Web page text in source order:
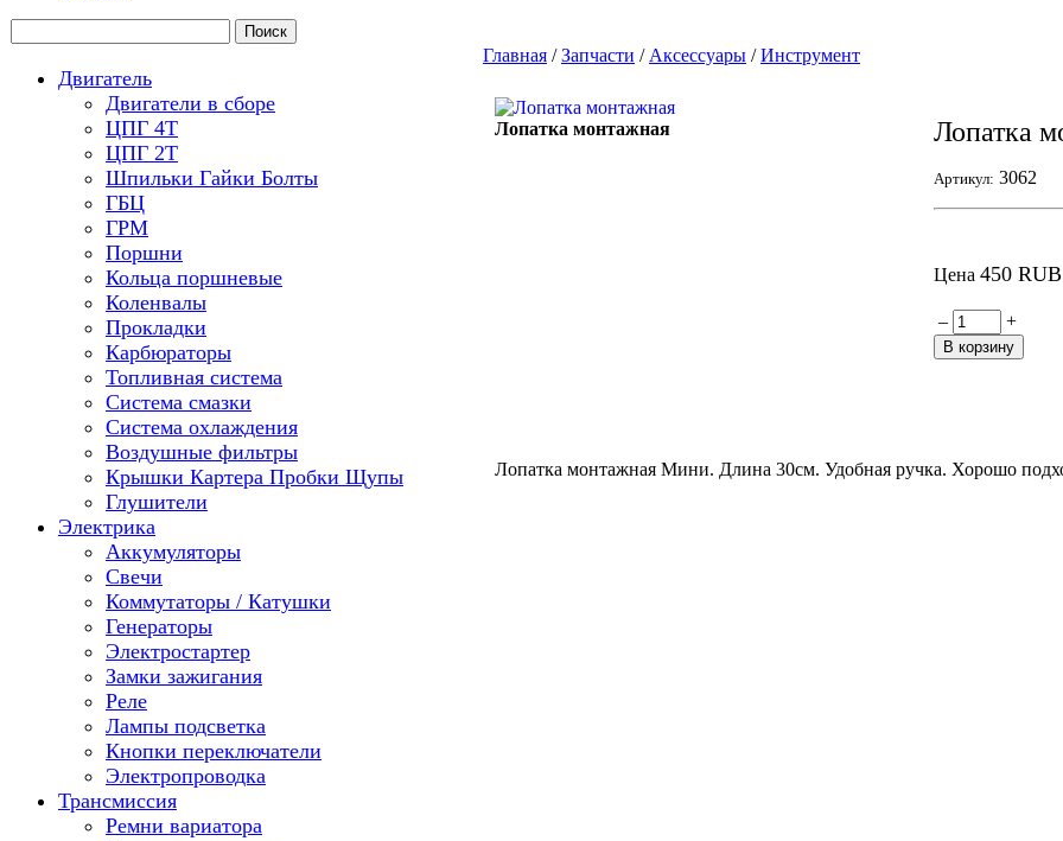
Двигатель
Двигатели в сборе
ЦПГ 4Т
ЦПГ 2Т
Шпильки Гайки Болты
ГБЦ
ГРМ
Поршни
Кольца поршневые
Коленвалы
Прокладки
Карбюраторы
Топливная система
Система смазки
Система охлаждения
Воздушные фильтры
Крышки Картера Пробки Щупы
Глушители
Электрика
Аккумуляторы
Свечи
Коммутаторы / Катушки
Генераторы
Электростартер
Замки зажигания
Реле
Лампы подсветка
Кнопки переключатели
Электропроводка
Трансмиссия
Ремни вариатора
Главная /Запчасти / Аксессуары /Инструмент
Лопатка монтажная Лопатка
Артикул: 3062
Цена 450 RUB
– +
Лопатка монтажная Мини. Длина 30см. Удобная ручка. Хорошо